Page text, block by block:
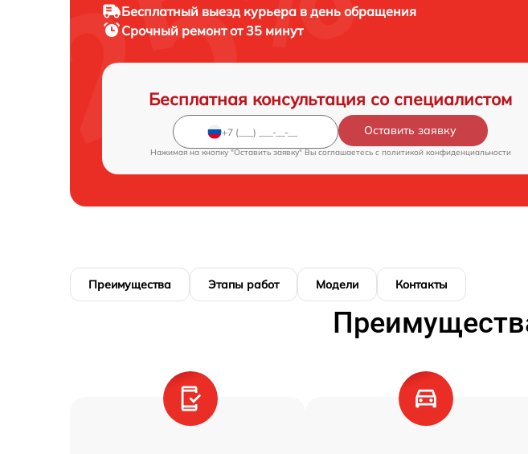
Бесплатный выезд курьера в день обращения
Срочный ремонтот 35 минут
Бесплатная консультация со специалистом
Оставить заявку
Нажимая на кнопку "Оставить заявку" Вы соглашаетесь c политикой конфиденциальности
Преимущества Этапы работ Модели Контакты